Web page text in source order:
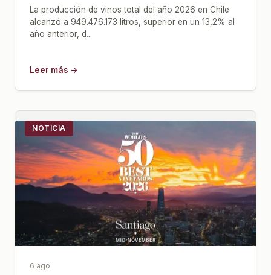
La producción de vinos total del año 2026 en Chile
alcanzó a 949.476.173 litros, superior en un 13,2% al
año anterior, d...
Leer más →
NOTICIA
6 ago.